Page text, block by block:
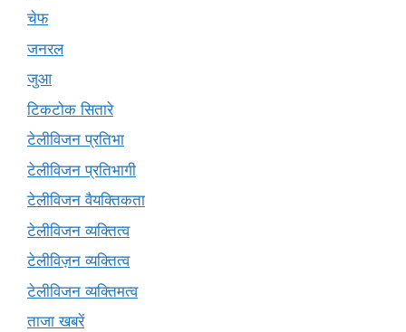
चेफ
जनरल
जुआ
टिकटोक सितारे
टेलीविजन प्रतिभा
टेलीविजन प्रतिभागी
टेलीविजन वैयक्तिकता
टेलीविजन व्यक्तित्व
टेलीविज़न व्यक्तित्व
टेलीविजन व्यक्तिमत्व
ताजा खबरें